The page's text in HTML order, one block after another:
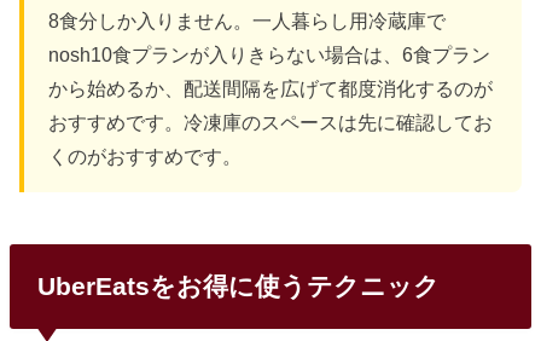
8食分しか入りません。一人暮らし用冷蔵庫で
nosh10食プランが入りきらない場合は、6食プラン
から始めるか、配送間隔を広げて都度消化するのが
おすすめです。冷凍庫のスペースは先に確認してお
くのがおすすめです。
UberEatsをお得に使うテクニック